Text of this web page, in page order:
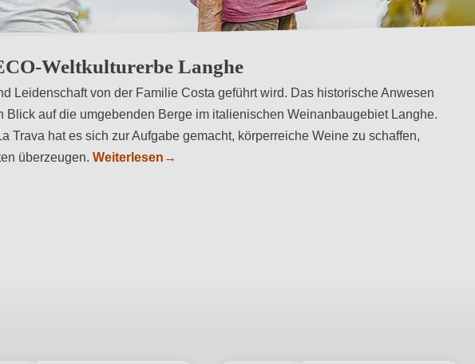
Weltkulturerbe Langhe
Leidenschaft von der Familie Costa geführt wird. Das historische Anwesen
auf die umgebenden Berge im italienischen Weinanbaugebiet Langhe.
Trava hat es sich zur Aufgabe gemacht, körperreiche Weine zu schaffen,
überzeugen. Weiterlesen →